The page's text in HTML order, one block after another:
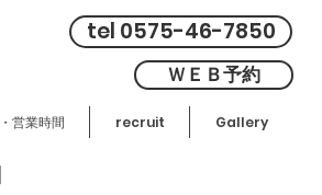
tel 0575-46-7850
ＷＥＢ予約
営業時間 recruit Gallery